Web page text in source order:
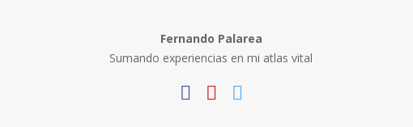
Fernando Palarea
Sumando experiencias en mi atlas vital